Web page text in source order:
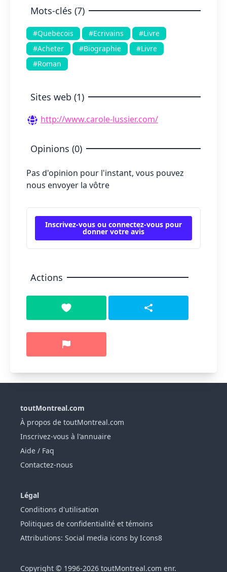
Mots-clés (7)
#Quebecois #Ecrivains
#Livre
#Acheter
#Biographie
#Livre
#Roman
Sites web (1)
http://www.carole-lussier.com/
Opinions (0)
Pas d'opinion pour l'instant, vous pouvez
nous envoyer la vôtre
Inscrivez-vous ou connectez-vous pour
donner votre avis
Actions
toutMontreal.com
À propos de toutMontreal.com
Inscrivez-vous à l'annuaire
Aide / Faq
Contactez-nous
Légal
Conditions d'utilisation
Politiques de confidentialité et témoins
Attributions: Social media icons by Icons8
Copyright © 1996-2026 toutMontreal.com enr.